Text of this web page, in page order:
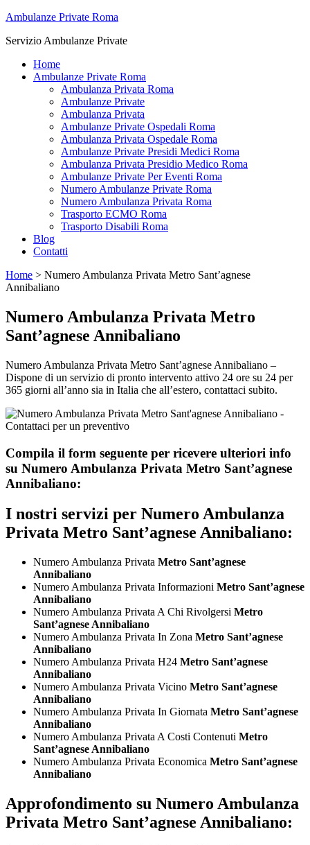
Ambulanze Private Roma
Servizio Ambulanze Private
Home
Ambulanze Private Roma
Ambulanza Privata Roma
Ambulanze Private
Ambulanza Privata
Ambulanze Private Ospedali Roma
Ambulanza Privata Ospedale Roma
Ambulanze Private Presidi Medici Roma
Ambulanza Privata Presidio Medico Roma
Ambulanze Private Per Eventi Roma
Numero Ambulanze Private Roma
Numero Ambulanza Privata Roma
Trasporto ECMO Roma
Trasporto Disabili Roma
Blog
Contatti
Home > Numero Ambulanza Privata Metro Sant’agnese
Annibaliano
Numero Ambulanza Privata Metro
Sant’agnese Annibaliano
Numero Ambulanza Privata Metro Sant’agnese Annibaliano –
Dispone di un servizio di pronto intervento attivo 24 ore su 24 per
365 giorni all’anno sia in Italia che all’estero, contattaci subito.
Compila il form seguente per ricevere ulteriori info
su Numero Ambulanza Privata Metro Sant’agnese
Annibaliano:
I nostri servizi per Numero Ambulanza
Privata Metro Sant’agnese Annibaliano:
Numero Ambulanza Privata Metro Sant’agnese
Annibaliano
Numero Ambulanza Privata Informazioni Metro Sant’agnese
Annibaliano
Numero Ambulanza Privata A Chi Rivolgersi Metro
Sant’agnese Annibaliano
Numero Ambulanza Privata In Zona Metro Sant’agnese
Annibaliano
Numero Ambulanza Privata H24 Metro Sant’agnese
Annibaliano
Numero Ambulanza Privata Vicino Metro Sant’agnese
Annibaliano
Numero Ambulanza Privata In Giornata Metro Sant’agnese
Annibaliano
Numero Ambulanza Privata A Costi Contenuti Metro
Sant’agnese Annibaliano
Numero Ambulanza Privata Economica Metro Sant’agnese
Annibaliano
Approfondimento su Numero Ambulanza
Privata Metro Sant’agnese Annibaliano: